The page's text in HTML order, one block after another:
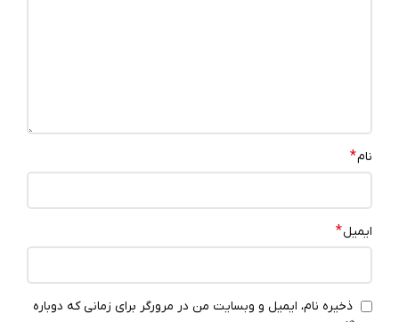
نام*
ایمیل*
ذخیره نام، ایمیل و وبسایت من در مرورگر برای زمانی که دوباره